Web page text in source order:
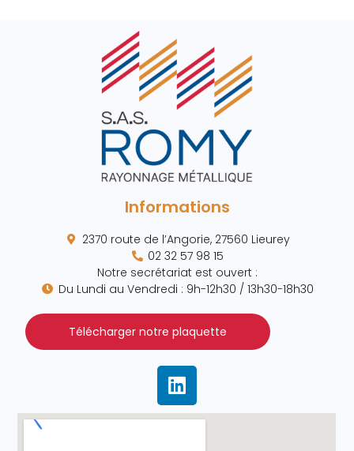
Informations
2370 route de l’Angorie, 27560 Lieurey
02 32 57 98 15
Notre secrétariat est ouvert :
Du Lundi au Vendredi : 9h-12h30 / 13h30-18h30
Télécharger notre plaquette